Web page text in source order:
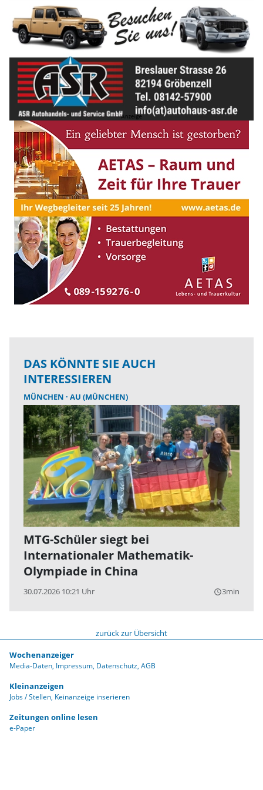
DAS KÖNNTE SIE AUCH
INTERESSIEREN
MÜNCHEN AU (MÜNCHEN)
MTG-Schüler siegt bei
Internationaler Mathematik-
Olympiade in China
30.07.2026 10:21 Uhr query_builder3min
zurück zur Übersicht
Wochenanzeiger
Media-Daten Impressum Datenschutz AGB
Kleinanzeigen
Jobs / Stellen Keinanzeige inserieren
Zeitungen online lesen
e-Paper